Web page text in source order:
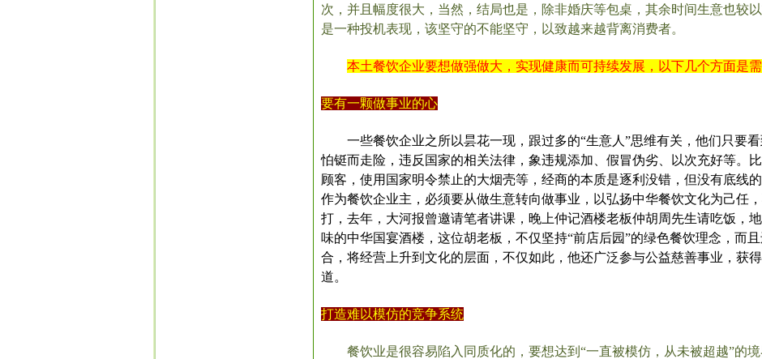
次，并且幅度很大，当然，结局也是，除非婚庆等包桌，其余时间生意也较
是一种投机表现，该坚守的不能坚守，以致越来越背离消费者。
本土餐饮企业要想做强做大，实现健康而可持续发展，以下几个方面是需
要有一颗做事业的心
一些餐饮企业之所以昙花一现，跟过多的“生意人”思维有关，他们只要
怕铤而走险，违反国家的相关法律，象违规添加、假冒伪劣、以次充好等。
顾客，使用国家明令禁止的大烟壳等，经商的本质是逐利没错，但没有底线
作为餐饮企业主，必须要从做生意转向做事业，以弘扬中华餐饮文化为己任
打，去年，大河报曾邀请笔者讲课，晚上仲记酒楼老板仲胡周先生请吃饭，
味的中华国宴酒楼，这位胡老板，不仅坚持“前店后园”的绿色餐饮理念，而
合，将经营上升到文化的层面，不仅如此，他还广泛参与公益慈善事业，获
道。
打造难以模仿的竞争系统
餐饮业是很容易陷入同质化的，要想达到“一直被模仿，从未被超越”的